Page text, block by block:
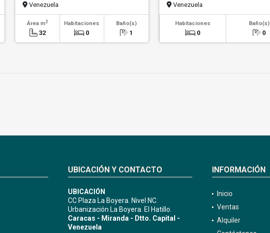
Venezuela
Área m2
32
Habitaciones
0
Baño(s)
1
Venezuela
Habitaciones
0
Baño(s)
0
UBICACIÓN Y CONTACTO
UBICACIÓN
CC Plaza La Boyera. Nivel NC.
Urbanización La Boyera. El Hatillo.
Caracas - Miranda - Dtto. Capital -
Venezuela
INFORMACIÓN
Inicio
Ventas
Alquiler